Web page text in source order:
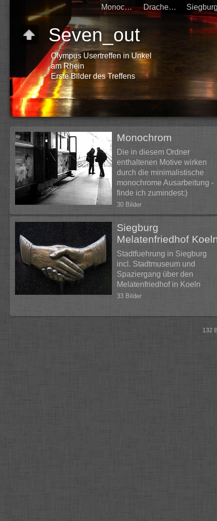
Monochrom Drachenfels
Seven_out
Olympus Usertreffen in Unkel
am Rhein
Erste Bilder des Treffens
Monochrom
Die in diesem Ordner
enthaltenen Motive wirken
durch die minimalistische
monochrome Ausarbeitung -
finde ich zumindest:)
30 Bilder
Siegburg
Melatenfriedhof
Stadtfuehrung in Siegburg
incl. Stadtmuseum und
Spaziergang über den
Melatenfriedhof in Koeln
33 Bilder
132